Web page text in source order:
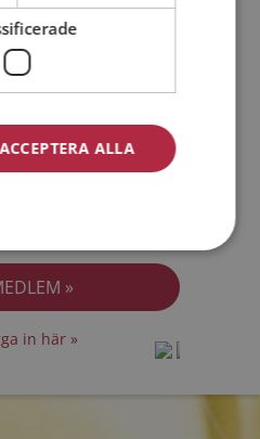
in här »
ACCEPTERA ALLA